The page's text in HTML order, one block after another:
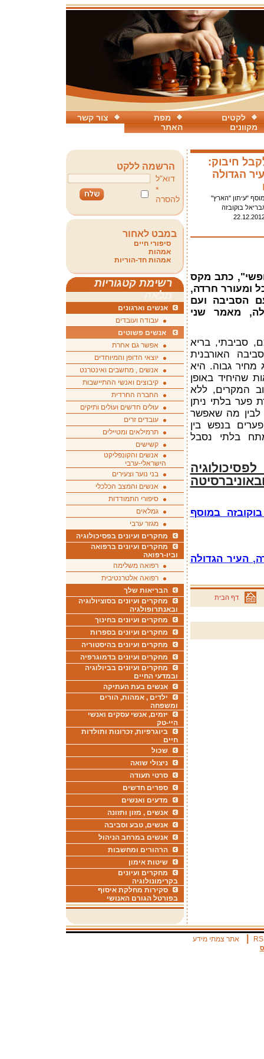
צור קשר
מפת
האתר
לקטים
מקוונים
חיבוק:
הגדולה
"עיתון "הארץ"
בוקובזה
כתב מקס
ומעורר חרדה,
הסביבה ועם
מאמר שני
סביבתי, בריא
האורבנית
מחיר גבוה. היא
שהיחיד באופן
המקרים, ללא
פער בלתי ניתן
לבין מה שאפשר
בנפש בין
בלתי נסבל
במוסף
העיר הגדולה
דף הבית
הרשמה ללקט
דוא"ל
*
להסרה
במבט לאחור
סיפורי חיים
אמהות
אמהות חד-הוריות
רשימת קטגוריות
מלאה
אנשים וארגונים
עבודה ועובדים
אנשים פשוטים
אפשר גם אחרת
יוצאי הדופן והמיוחדים
אנשים , מחשבים ואינטרנט
קיבוצים ואנשי ההתיישבות
החברה החרדית
עולים חדשים ועולים ותיקים
עובדים זרים
תרמילאים ומטיילים
קשישים
אנשים והקונפליקט
הישראלי-ערבי
בני נוער וצעירים
אנשים והמצב הכלכלי
סיפורי התמודדות
גמלאים
מגזר ערבי
מחקרים ועיונים בפסיכולוגיה
מחקרים ועיונים ברפואה
וביו-רפואה
רפואה משלימה
רפואה אלטרנטיבית
הבריאות שלך
מחקרים ועיונים בסוציולוגיה
ובאנתרופולגיה
מחקרים ועיונים בחינוך
מחקרים ועיונים בספרות
מחקרים ועיונים בהיסטוריה
מחקרים ועיונים בדמוגרפיה
מחקרים ועיונים בביולוגיה
ובמדעי החיים
אנשים בעת העתיקה
ילדים , אמהות, הורים
ומשפחה
יזמים, אנשי עסקים ואנשי
היי-טק
ביוגרפיות, זכרונות ותולדות
חיים
שכול
ניצולי שואה
סרטי תעודה
ספרים חדשים
מדעים ואנשים
אנשים , מזון ותזונה
אנשים, טבע וסביבה
אנשים במרחב הניהול
הרהורים ומחשבות
שיטות אימון
מחקרים ועיונים
בקרימונולוגיה
סקירות מחלקת איסוף
בפורטל הגורם האנושי
אתר צמתי מידע